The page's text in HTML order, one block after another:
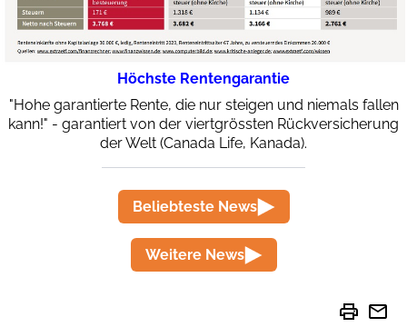
Höchste Rentengarantie
"Hohe garantierte Rente, die nur steigen und niemals fallen
kann!" - garantiert von der viertgrössten Rückversicherung
der Welt (Canada Life, Kanada).
Beliebteste News
Weitere News
print mail